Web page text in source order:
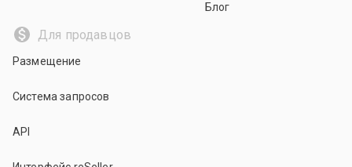
Блог
Для продавцов
Размещение
Система запросов
API